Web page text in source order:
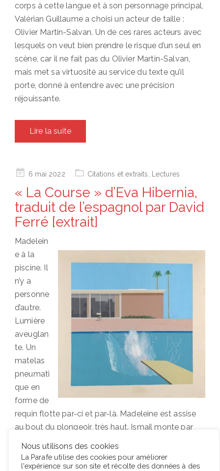
corps à cette langue et à son personnage principal,
Valérian Guillaume a choisi un acteur de taille :
Olivier Martin-Salvan. Un de ces rares acteurs avec
lesquels on veut bien prendre le risque d’un seul en
scène, car il ne fait pas du Olivier Martin-Salvan,
mais met sa virtuosité au service du texte qu’il
porte, donné à entendre avec une précision
réjouissante.
Lire la suite
Posted6 mai 2022 Citations et extraits Lectures
« La Course » d’Eva Hibernia,
traduit de l’espagnol par David
Ferré [extrait]
Madelein
e à la
piscine. Il
n’y a
personne
d’autre.
Lumière
aveuglan
te. Un
matelas
pneumati
que en
forme de
requin flotte par-ci et par-là. Madeleine est assise
au bout du plongeoir, très haut. Ismail monte par
voulez plonger ? Si vous voulez plonger, je peux
bouger. : Je ne veux pas plonger. : Vaut mieux. Vous
Nous utilisons des cookies
La Parafe utilise des cookies pour améliorer
l'expérience sur son site et récolte des données à des